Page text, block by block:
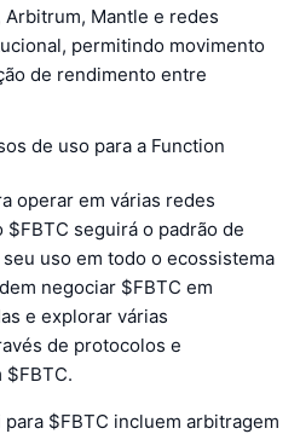
Mantle e redes
permitindo movimento
de rendimento entre
de uso para a Function
operar em várias redes
seguirá o padrão de
uso em todo o ecossistema
negociar $FBTC em
e explorar várias
de protocolos e
$FBTC.
$FBTC incluem arbitragem